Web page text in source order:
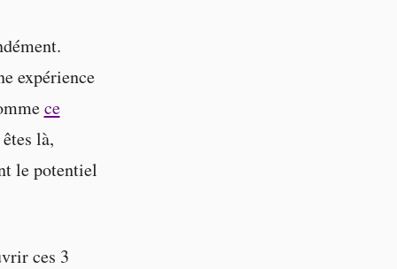
expérience
ce
là,
le potentiel
ces 3